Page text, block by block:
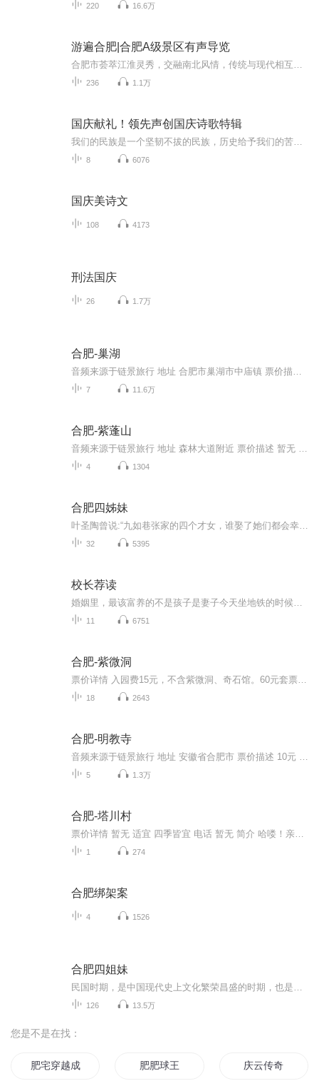
220 16.6万
游遍合肥|合肥A级景区有声导览
236 1.1万
国庆献礼！领先声创国庆诗歌特辑
8 6076
国庆美诗文
108 4173
刑法国庆
26 1.7万
合肥-巢湖
7 11.6万
合肥-紫蓬山
4 1304
合肥四姊妹
32 5395
校长荐读
11 6751
合肥-紫微洞
18 2643
合肥-明教寺
5 1.3万
合肥-塔川村
1 274
合肥绑架案
4 1526
合肥四姐妹
126 13.5万
您是不是在找：
肥宅穿越成了肥宅 肥肥球王 庆云传奇